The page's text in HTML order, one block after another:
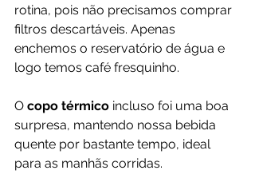
rotina, pois não precisamos comprar
filtros descartáveis. Apenas
enchemos o reservatório de água e
logo temos café fresquinho.
O copo térmico incluso foi uma boa
surpresa, mantendo nossa bebida
quente por bastante tempo, ideal
para as manhãs corridas.